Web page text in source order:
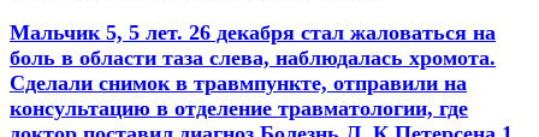
Мальчик 5, 5 лет. 26 декабря стал жаловаться на
боль в области таза слева, наблюдалась хромота.
Сделали снимок в травмпункте, отправили на
консультацию в отделение травматологии, где